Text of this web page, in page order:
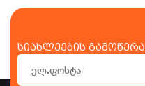
სიახლეების გამოწერა